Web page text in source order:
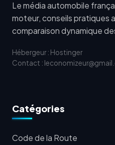
Le média automobile
moteur, conseils pratiques
comparaison dynamique
Hébergeur : Hostinger
Contact :
Catégories
Code de la Route